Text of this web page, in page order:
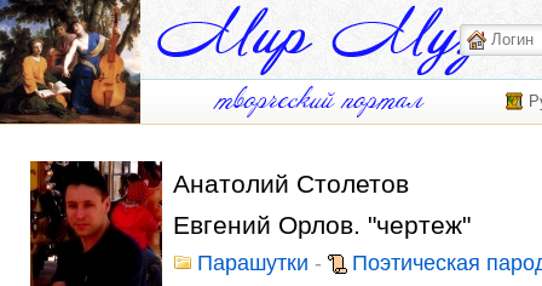
Анатолий Столетов
Евгений Орлов. "чертеж"
Парашутки - Поэтическая